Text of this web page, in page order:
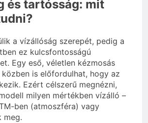
és tartósság: mit
a vízállóság szerepét, pedig a
ez kulcsfontosságú
Egy eső, véletlen kézmosás
is előfordulhat, hogy az
Ezért célszerű megnézni,
milyen mértékben vízálló –
ben (atmoszféra) vagy
meg.